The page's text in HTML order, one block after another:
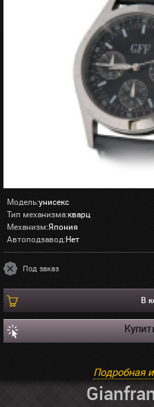
Модель:унисекс
Тип механизма:кварц
Механизм:Япония
Автоподзавод:Нет
Под заказ
В
Подробная